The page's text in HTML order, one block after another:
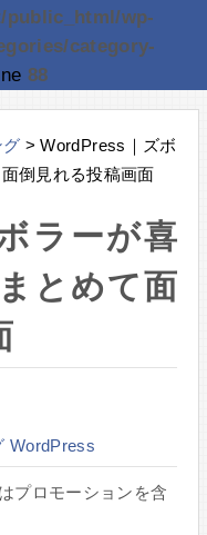
public_html/wp-
category-
88
>WordPress｜ズボ
倒見れる投稿画面
ラーが喜
とめて面
WordPress
プロモーションを含